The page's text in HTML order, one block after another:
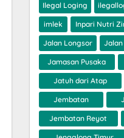
Ilegal Loging
imlek Inpari Nutri
Jalan Longsor Jalan
Jamasan Pusaka
Jatuh dari Atap
Jembatan
Jembatan Reyot